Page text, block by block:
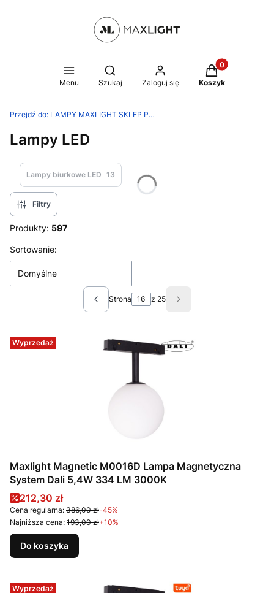
Menu
Otwórz wyszukiwarkę
Szukaj Zaloguj się
Produkty w
Koszyk
Przejdź do: LAMPY MAXLIGHT SKLEP PRODUCENTA
Lampy LED
Lampy biurkowe LED 13
Filtry
Produkty: 597
Lista produktów
Sortowanie:
Domyślne
Poprzednie produkty
Strona z 25 Następne produkty
Wyprzedaż
Maxlight Magnetic M0016D Lampa Magnetyczna
System Dali 5,4W 334 LM 3000K
Cena promocyjna
212,30 zł
Cena regularna: 386,00 zł-45%
Najniższa cena: 193,00 zł+10%
Do koszyka
Wyprzedaż